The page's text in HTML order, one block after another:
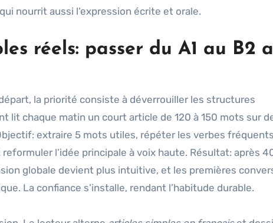
qui nourrit aussi l’expression écrite et orale.
réels: passer du A1 au B2
la priorité consiste à déverrouiller les structures
lit chaque matin un court article de 120 à 150 mots sur
extraire 5 mots utiles, répéter les verbes
l’idée principale à voix haute. Résultat: après
globale devient plus intuitive, et les premières
La confiance s’installe, rendant l’habitude durable.